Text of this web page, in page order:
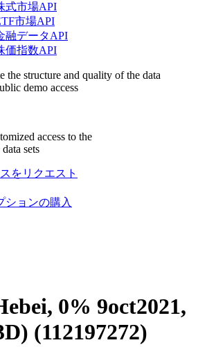
式市場API
市場API
融データAPI
価指数API
the structure and quality of the data
demo access
access to the
sets
をリクエスト
ションの購入
0% 9oct2021,
(112197272)